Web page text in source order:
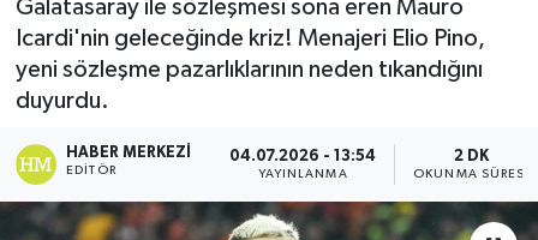
Galatasaray ile sözleşmesi sona eren Mauro
Icardi'nin geleceğinde kriz! Menajeri Elio Pino,
yeni sözleşme pazarlıklarının neden tıkandığını
duyurdu.
HABER MERKEZI
EDITÖR
04.07.2026 - 13:54
YAYINLANMA
2 DK
OKUNMA SÜRESI
Burhaniye
ÇEVRE
DÜNYA
Dursunbey
Son Dakika Haberleri
Haber Arşivi